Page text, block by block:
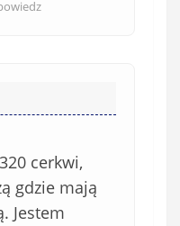
cerkwi,
gdzie mają
Jestem